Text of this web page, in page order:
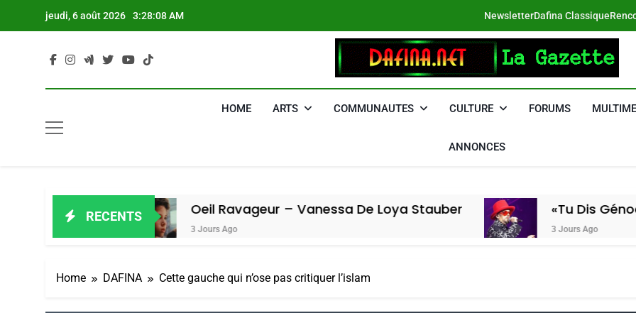
jeudi, 6 août 2026 3:28:09 AM NewsletterDafina Classique
DAFINA
HOME ARTS COMMUNAUTES CULTURE FORUMS
ANNONCES
RECENTS
Oeil Ravageur – Vanessa De Loya Stauber
3 Jours Ago
«Tu Dis Génocide, Je
3 Jours Ago
Home DAFINA Cette gauche qui n’ose pas critiquer l’islam